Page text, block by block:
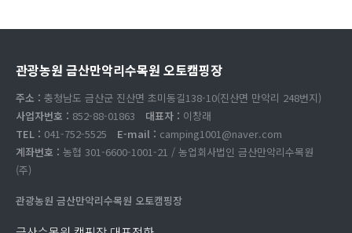
관광농원 금산만악리수목원 오토캠핑장
주소 : 충청남도 금산군 진산면 초미동길138-10(진산면 만악리 248번지)
사업자번호 : 852-88-01863 대표자 : 이창래
TEL : 041-752-5525 E-mail : camping1001@naver.com
계좌번호 : 농협 301-6600-1001-21 / 농업회사법인 금산만악리수목원
(주)
관광농원 금산만악리수목원 오토캠핑장